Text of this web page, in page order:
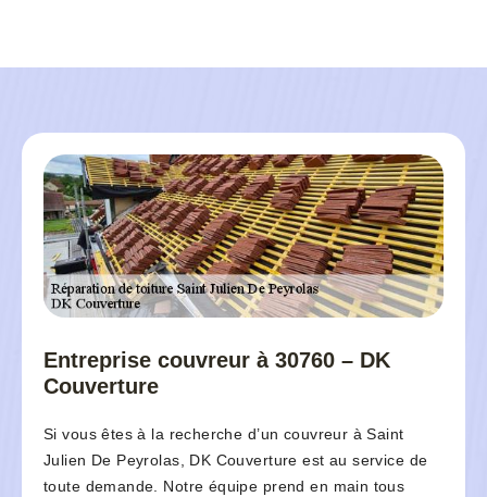
Entreprise couvreur à 30760 – DK
Couverture
Si vous êtes à la recherche d’un couvreur à Saint
Julien De Peyrolas, DK Couverture est au service de
toute demande. Notre équipe prend en main tous